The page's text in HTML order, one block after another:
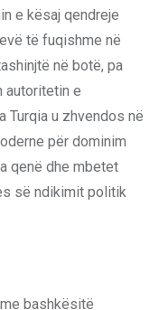
e kësaj qendreje
të fuqishme në
në botë, pa
autoritetin e
Turqia u zhvendos në
për dominim
qenë dhe mbetet
së ndikimit politik
bashkësitë